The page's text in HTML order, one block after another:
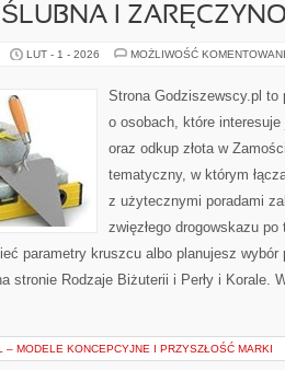
ŚLUBNA I
LUT - 1 - 2026 MOŻLIWOŚĆ
Strona Godziszewscy.pl
o osobach, które
oraz odkup złota w
tematyczny, w którym
z użytecznymi poradami
zwięzłego drogowskazu
parametry kruszcu albo planujesz
stronie Rodzaje Biżuterii i Perły i Korale.
– MODELE KONCEPCYJNE I PRZYSZŁOŚĆ MARKI